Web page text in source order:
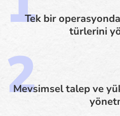
Tek bir
türlerini
Mevsimsel talep ve